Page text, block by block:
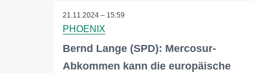
21.11.2024 – 15:59
PHOENIX
Bernd Lange (SPD): Mercosur-
Abkommen kann die europäische